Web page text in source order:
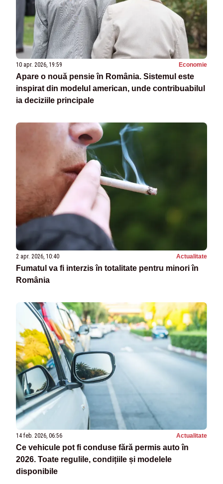
10 apr. 2026, 19:59 Economie
Apare o nouă pensie în România. Sistemul este
inspirat din modelul american, unde contribuabilul
ia deciziile principale
2 apr. 2026, 10:40 Actualitate
Fumatul va fi interzis în totalitate pentru minori în
România
14 feb. 2026, 06:56 Actualitate
Ce vehicule pot fi conduse fără permis auto în
2026. Toate regulile, condițiile și modelele
disponibile